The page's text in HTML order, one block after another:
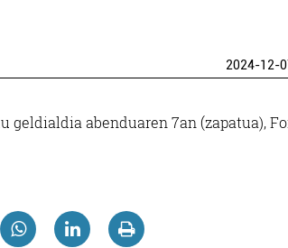
2024-12-
geldialdia abenduaren 7an (zapatua),